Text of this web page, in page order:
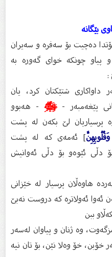
دەچیت بۆ سەفرە و سەیران
چونکە خواى گەورە بە
شتێكتان كرد، یان
پێغه‌مبه‌ر - ﷺ- هه‌بوو
لێ بكه‌ن له‌ پشت
] ئه‌مه‌ی كه‌ له‌ پشت
دڵی ئێوه‌و بۆ دڵی ئه‌وانیش
هاوەڵان پرسیار لە خێزانى
ئەولاترە کە دروست نەبێ
ببن
وە ژنان و پیاوان لەسەر
خۆ وەلا نێن، بۆ تان نیە